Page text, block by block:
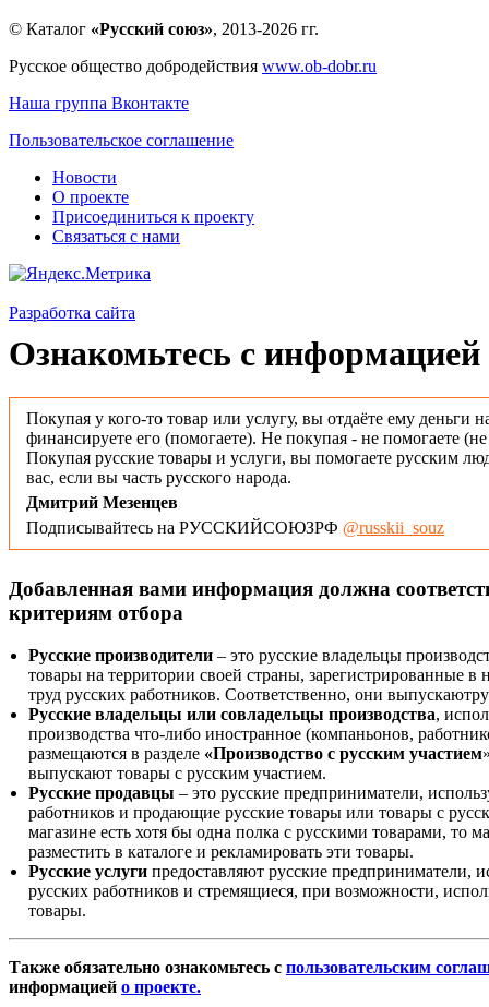
© Каталог «Русский союз», 2013-2026 гг.
Русское общество добродействия www.ob-dobr.ru
Наша группа Вконтакте
Пользовательское соглашение
Новости
О проекте
Присоединиться к проекту
Связаться с нами
Разработка сайта
Ознакомьтесь с информацией
Покупая у кого-то товар или услугу, вы отдаёте ему деньги
финансируете его (помогаете). Не покупая - не помогаете
Покупая русские товары и услуги, вы помогаете русским
вас, если вы часть русского народа.
Дмитрий Мезенцев
Подписывайтесь на РУССКИЙСОЮЗРФ @russkii_souz
Добавленная вами информация должна
критериям отбора
Русские производители – это русские владельцы
товары на территории своей страны, зарегистрированные
труд русских работников. Соответственно, они
Русские владельцы или совладельцы производства,
производства что-либо иностранное (компаньонов,
размещаются в разделе «Производство с русским участием
выпускают товары с русским участием.
Русские продавцы – это русские предприниматели,
работников и продающие русские товары или товары с
магазине есть хотя бы одна полка с русскими товарами, то
разместить в каталоге и рекламировать эти товары.
Русские услуги предоставляют русские предприниматели,
русских работников и стремящиеся, при возможности,
товары.
Также обязательно ознакомьтесь с пользовательским
информацией о проекте.